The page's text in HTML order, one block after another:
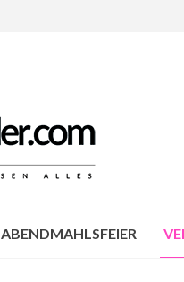
ABENDMAHLSFEIER